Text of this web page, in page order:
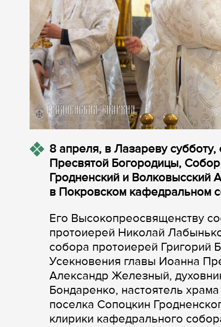
8 апреля, в Лазареву
Пресвятой Богородицы,
Гродненский и Волковысский
в Покровском кафедральном
Его Высокопреосвященству
протоиерей Николай
собора протоиерей Григорий
Усекновения главы Иоанна
Александр Железный,
Бондаренко, настоятель
поселка Сопоцкин
клирики кафедрального